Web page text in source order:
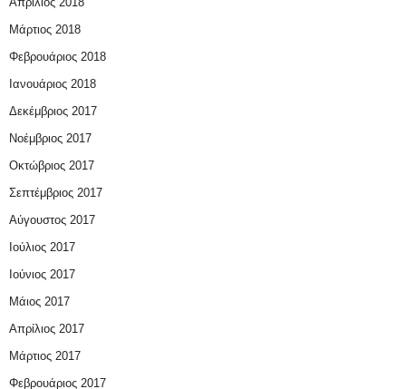
Μάρτιος 2018
Φεβρουάριος 2018
Ιανουάριος 2018
Δεκέμβριος 2017
Νοέμβριος 2017
Οκτώβριος 2017
Σεπτέμβριος 2017
Αύγουστος 2017
Ιούλιος 2017
Ιούνιος 2017
Μάιος 2017
Απρίλιος 2017
Μάρτιος 2017
Φεβρουάριος 2017